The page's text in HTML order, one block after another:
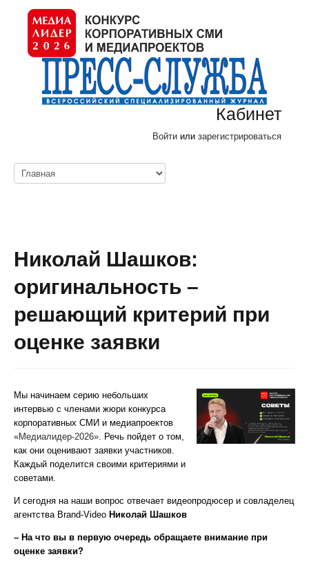
Кабинет
Войти или зарегистрироваться
Николай Шашков:
оригинальность –
решающий критерий при
оценке заявки
Мы начинаем серию небольших
интервью с членами жюри конкурса
корпоративных СМИ и медиапроектов
«Медиалидер-2026». Речь пойдет о том,
как они оценивают заявки участников.
Каждый поделится своими критериями и
советами.
И сегодня на наши вопрос отвечает видеопродюсер и совладелец
агентства Brand-Video Николай Шашков
– На что вы в первую очередь обращаете внимание при
оценке заявки?